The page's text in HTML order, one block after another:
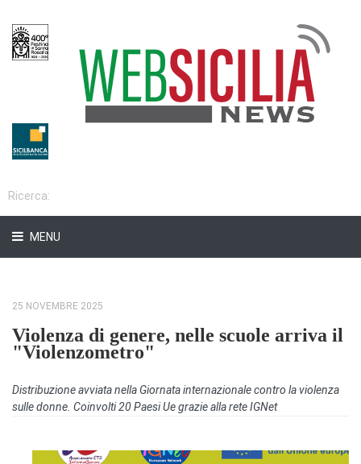
MENU
25 NOVEMBRE 2025
Violenza di genere, nelle scuole arriva il
"Violenzometro"
Distribuzione avviata nella Giornata internazionale contro la violenza
sulle donne. Coinvolti 20 Paesi Ue grazie alla rete IGNet